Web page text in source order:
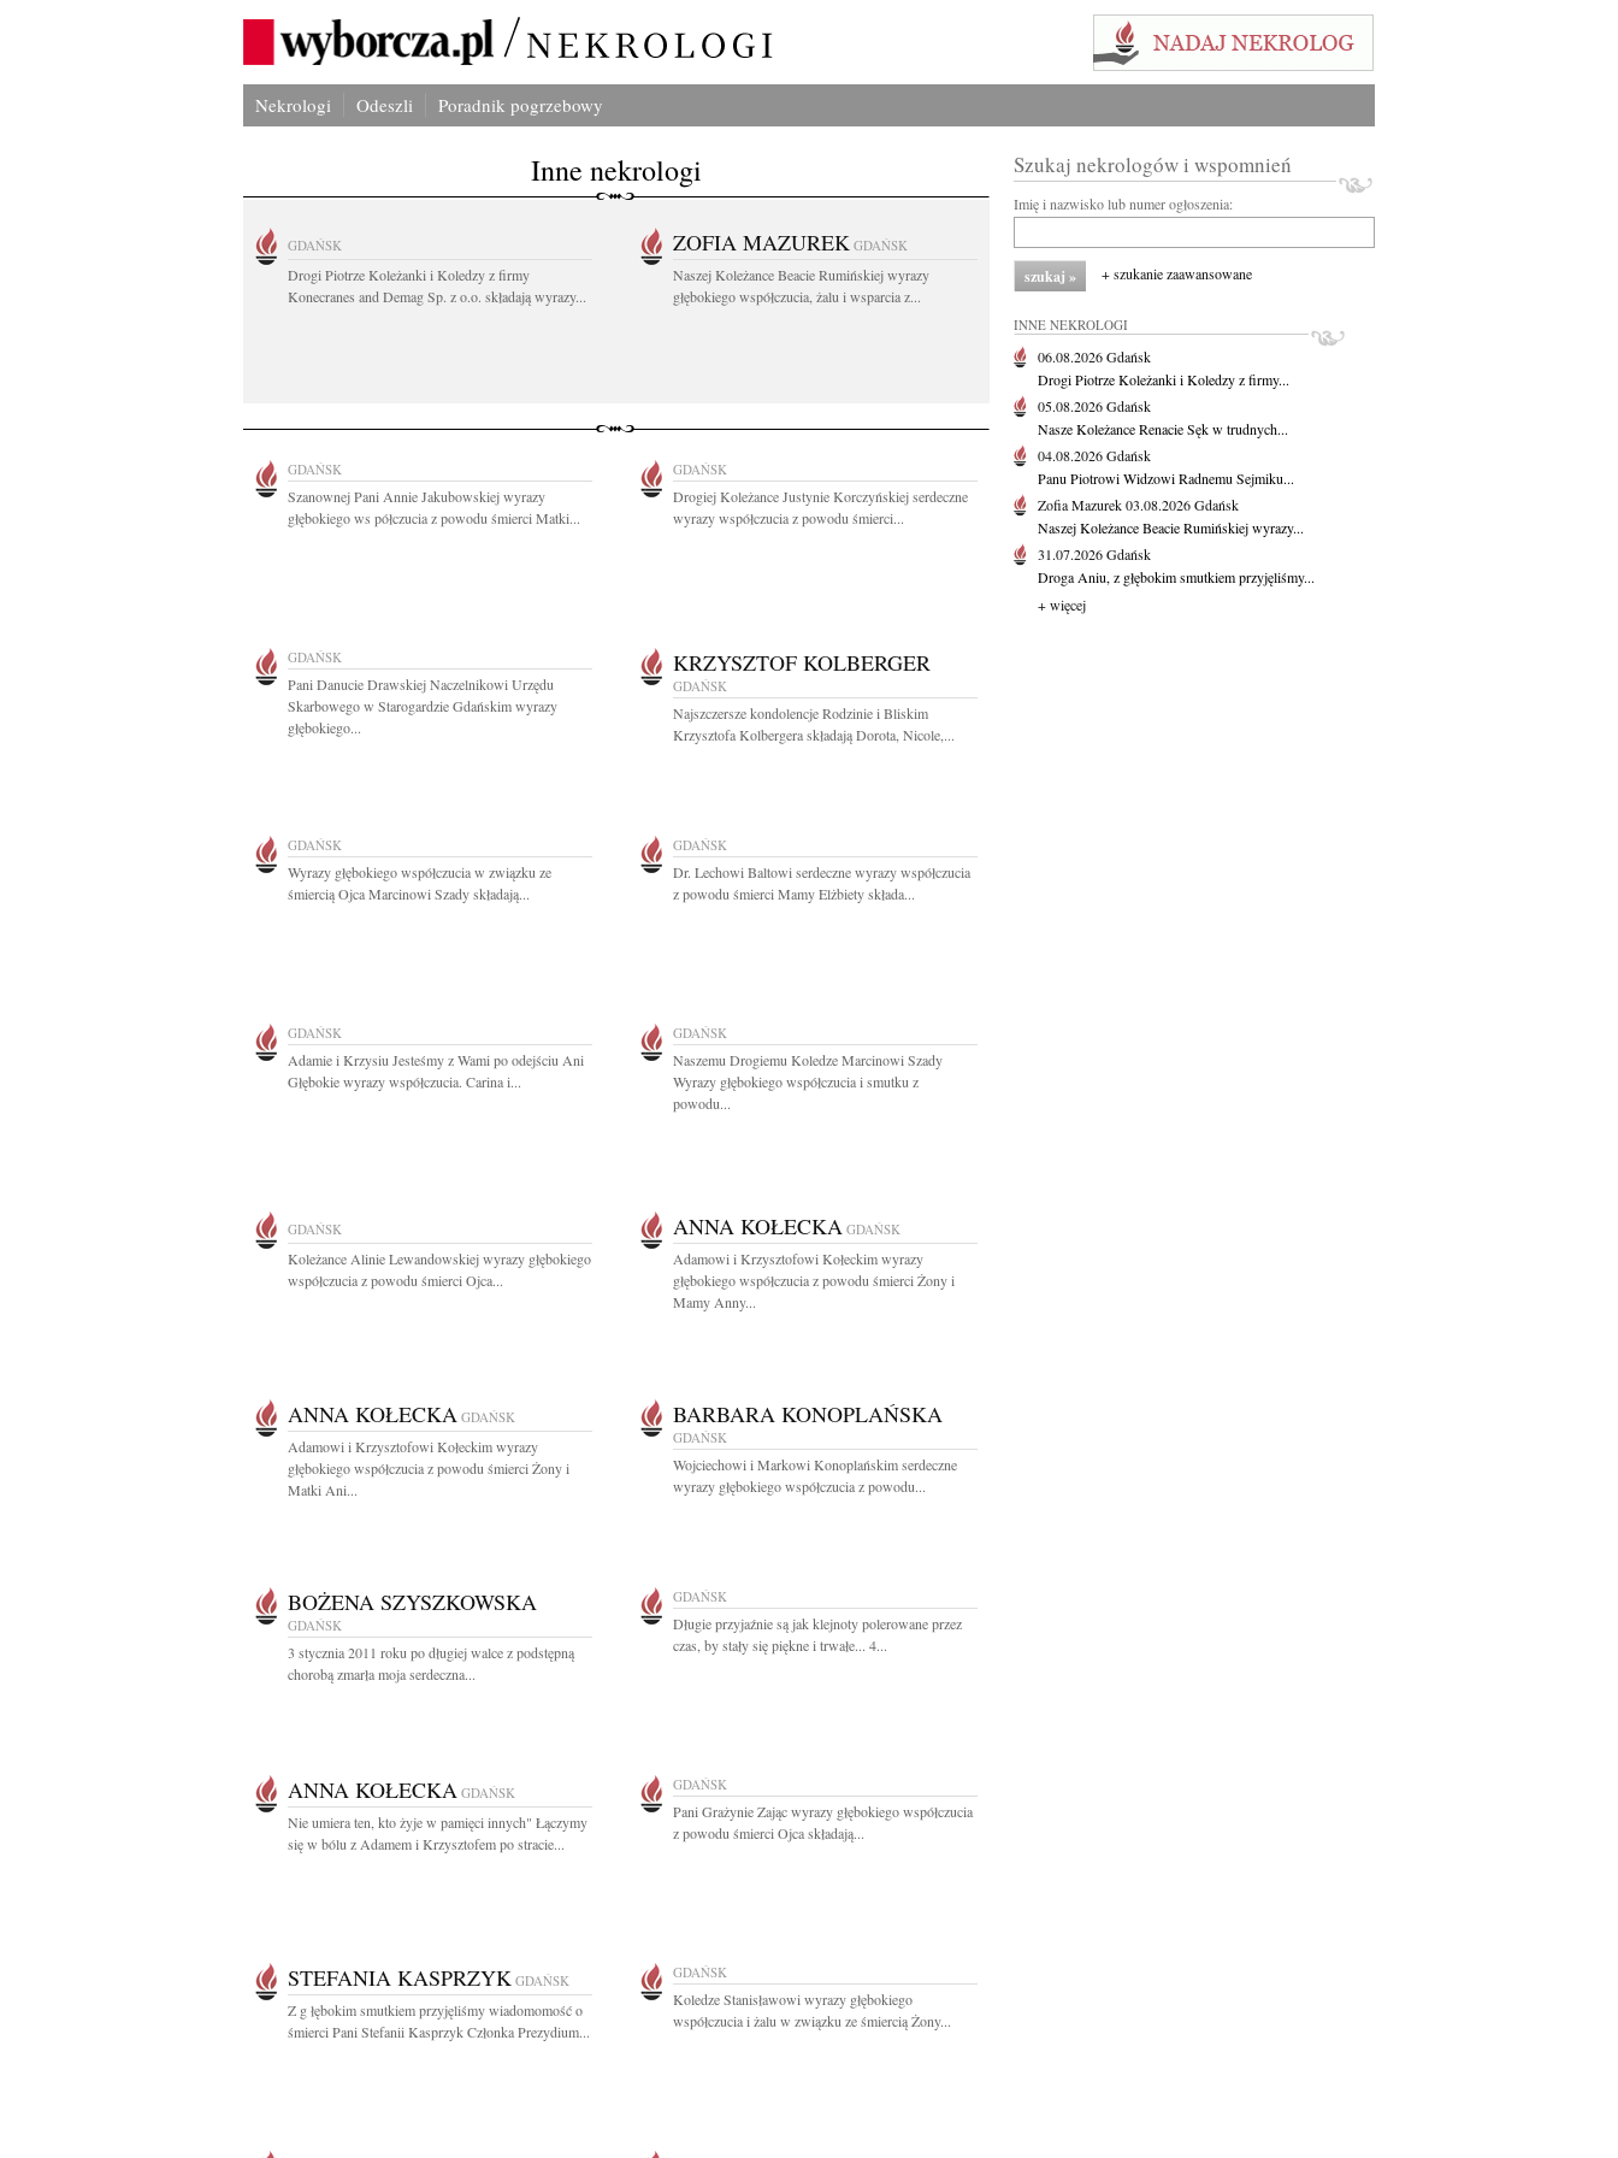
Nekrologi Odeszli Poradnik pogrzebowy
Inne nekrologi
GDAŃSK
Drogi Piotrze Koleżanki i Koledzy z firmy
Konecranes and Demag Sp. z o.o. składają wyrazy...
ZOFIA MAZUREK GDAŃSK
Naszej Koleżance Beacie Rumińskiej wyrazy
głębokiego współczucia, żalu i wsparcia z...
GDAŃSK
Szanownej Pani Annie Jakubowskiej wyrazy
głębokiego ws półczucia z powodu śmierci Matki...
GDAŃSK
Drogiej Koleżance Justynie Korczyńskiej serdeczne
wyrazy współczucia z powodu śmierci...
GDAŃSK
Pani Danucie Drawskiej Naczelnikowi Urzędu
Skarbowego w Starogardzie Gdańskim wyrazy
głębokiego...
KRZYSZTOF KOLBERGER
GDAŃSK
Najszczersze kondolencje Rodzinie i Bliskim
Krzysztofa Kolbergera składają Dorota, Nicole,...
GDAŃSK
Wyrazy głębokiego współczucia w związku ze
śmiercią Ojca Marcinowi Szady składają...
GDAŃSK
Dr. Lechowi Baltowi serdeczne wyrazy współczucia
z powodu śmierci Mamy Elżbiety składa...
GDAŃSK
Adamie i Krzysiu Jesteśmy z Wami po odejściu Ani
Głębokie wyrazy współczucia. Carina i...
GDAŃSK
Naszemu Drogiemu Koledze Marcinowi Szady
Wyrazy głębokiego współczucia i smutku z
powodu...
GDAŃSK
Koleżance Alinie Lewandowskiej wyrazy głębokiego
współczucia z powodu śmierci Ojca...
ANNA KOŁECKA GDAŃSK
Adamowi i Krzysztofowi Kołeckim wyrazy
głębokiego współczucia z powodu śmierci Żony i
Mamy Anny...
ANNA KOŁECKA GDAŃSK
Adamowi i Krzysztofowi Kołeckim wyrazy
głębokiego współczucia z powodu śmierci Żony i
Matki Ani...
BARBARA KONOPLAŃSKA
GDAŃSK
Wojciechowi i Markowi Konoplańskim serdeczne
wyrazy głębokiego współczucia z powodu...
BOŻENA SZYSZKOWSKA
GDAŃSK
3 stycznia 2011 roku po długiej walce z podstępną
chorobą zmarła moja serdeczna...
GDAŃSK
Długie przyjaźnie są jak klejnoty polerowane przez
czas, by stały się piękne i trwałe... 4...
ANNA KOŁECKA GDAŃSK
Nie umiera ten, kto żyje w pamięci innych" Łączymy
się w bólu z Adamem i Krzysztofem po stracie...
GDAŃSK
Pani Grażynie Zając wyrazy głębokiego współczucia
z powodu śmierci Ojca składają...
STEFANIA KASPRZYK GDAŃSK
Z g łębokim smutkiem przyjęliśmy wiadomomość o
śmierci Pani Stefanii Kasprzyk Członka Prezydium...
GDAŃSK
Koledze Stanisławowi wyrazy głębokiego
współczucia i żalu w związku ze śmiercią Żony...
Szukaj nekrologów i wspomnień
Imię i nazwisko lub numer ogłoszenia:
+ szukanie zaawansowane
INNE NEKROLOGI
06.08.2026Gdańsk
Drogi Piotrze Koleżanki i Koledzy z firmy...
05.08.2026Gdańsk
Nasze Koleżance Renacie Sęk w trudnych...
04.08.2026Gdańsk
Panu Piotrowi Widzowi Radnemu Sejmiku...
Zofia Mazurek03.08.2026Gdańsk
Naszej Koleżance Beacie Rumińskiej wyrazy...
31.07.2026Gdańsk
Droga Aniu, z głębokim smutkiem przyjęliśmy...
+ więcej